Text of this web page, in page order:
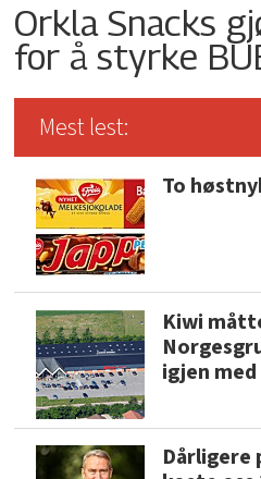
Orkla Snacks
for å styrke
Mest lest:
To
Kiwi
igjen
Dårligere